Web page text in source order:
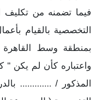
فيما تضمنه من تكليف
التخصصية بالقيام
واعتباره كأن لم يكن "
المذكور / .............